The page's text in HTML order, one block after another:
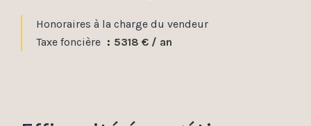
Honoraires à la charge du vendeur
Taxe foncière
5318 € / an